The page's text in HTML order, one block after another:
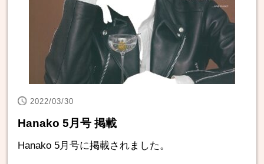
2022/03/30
Hanako 5月号 掲載
Hanako 5月号に掲載されました。